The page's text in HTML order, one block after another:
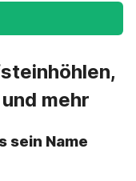
mehr
sein Name